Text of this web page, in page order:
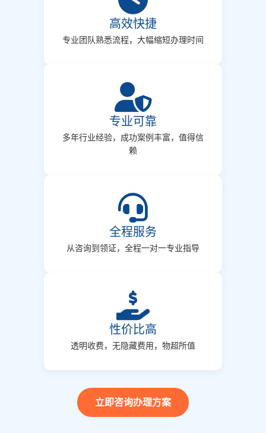
高效快捷
专业团队熟悉流程，大幅缩短办理时间
专业可靠
多年行业经验，成功案例丰富，值得信
赖
全程服务
从咨询到领证，全程一对一专业指导
性价比高
透明收费，无隐藏费用，物超所值
立即咨询办理方案